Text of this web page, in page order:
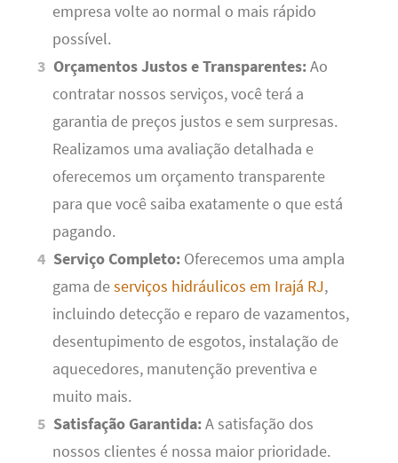
empresa volte ao normal o mais rápido
possível.
Orçamentos Justos e Transparentes:Ao
contratar nossos serviços, você terá a
garantia de preços justos e sem surpresas.
Realizamos uma avaliação detalhada e
oferecemos um orçamento transparente
para que você saiba exatamente o que está
pagando.
Serviço Completo: Oferecemos uma ampla
gama deserviços hidráulicos em Irajá RJ,
incluindo detecção e reparo de vazamentos,
desentupimento de esgotos, instalação de
aquecedores, manutenção preventiva e
muito mais.
Satisfação Garantida:A satisfação dos
nossos clientes é nossa maior prioridade.